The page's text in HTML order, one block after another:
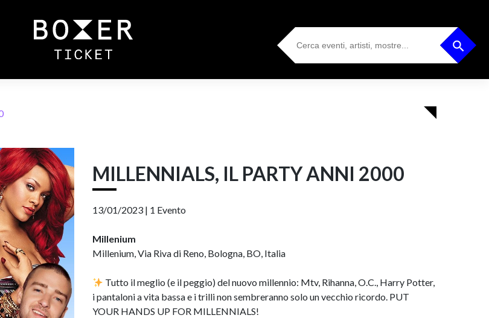
Search
for:
Search Button
MILLENNIALS, IL PARTY ANNI 2000
13/01/2023 | 1 Evento
Millenium
Millenium, Via Riva di Reno, Bologna, BO, Italia
Tutto il meglio (e il peggio) del nuovo millennio: Mtv, Rihanna, O.C., Harry Potter,
i pantaloni a vita bassa e i trilli non sembreranno solo un vecchio ricordo. PUT
YOUR HANDS UP FOR MILLENNIALS!